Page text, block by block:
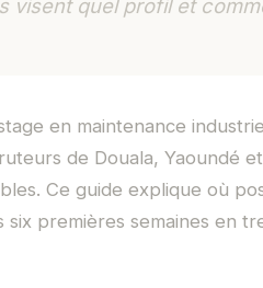
visent quel profil et
en maintenance
de Douala, Yaoundé
Ce guide explique où
premières semaines en